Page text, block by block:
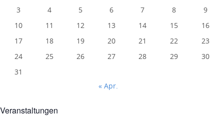
3
4 5 6 7 8
9
10
11 12 13 14 15
16
17
18 19 20 21 22
23
24
25 26 27 28 29
30
31
« Apr.
Veranstaltungen